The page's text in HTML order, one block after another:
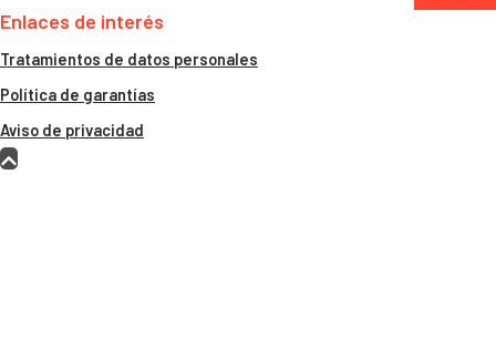
Enlaces de interés
Tratamientos de datos personales
Política de garantías
Aviso de privacidad